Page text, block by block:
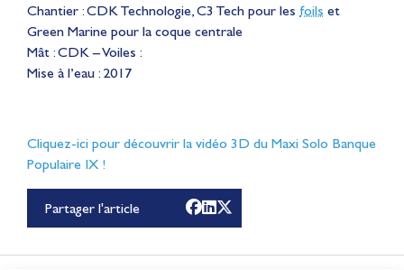
Chantier : CDK Technologie, C3 Tech pour les foils et
Green Marine pour la coque centrale
Mât : CDK – Voiles :
Mise à l’eau : 2017
Cliquez-ici pour découvrir la vidéo 3D du Maxi Solo Banque
Populaire IX !
Partager l'article
Lauriane Nolot en or à
Long Beach, sur le plan
d'eau des Jeux
Olympiques 2028